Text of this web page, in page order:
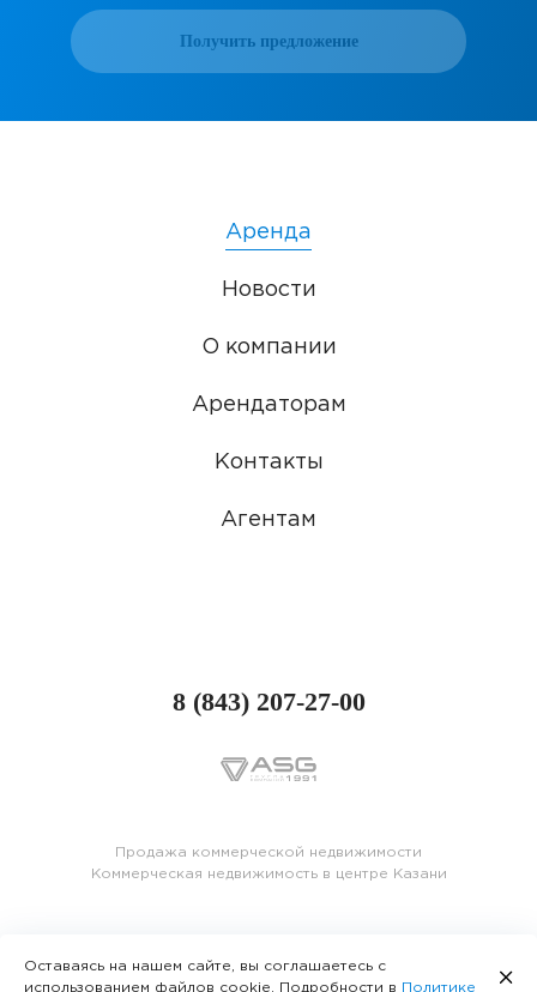
Получить предложение
Аренда
Новости
О компании
Арендаторам
Контакты
Агентам
8 (843) 207-27-00
Продажа коммерческой недвижимости
Коммерческая недвижимость в центре Казани
Оставаясь на нашем сайте, вы соглашаетесь с
использованием файлов cookie. Подробности в
Политике